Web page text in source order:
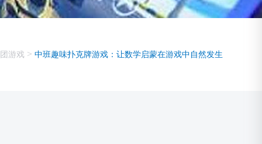
游戏 > 中班趣味扑克牌游戏：让数学启蒙在游戏中自然发生